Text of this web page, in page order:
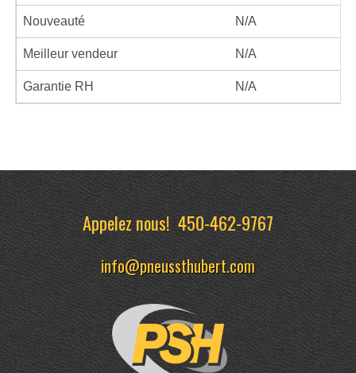
Nouveauté N/A
Meilleur vendeur N/A
Garantie RH N/A
Appelez nous!450-462-9767
info@pneussthubert.com